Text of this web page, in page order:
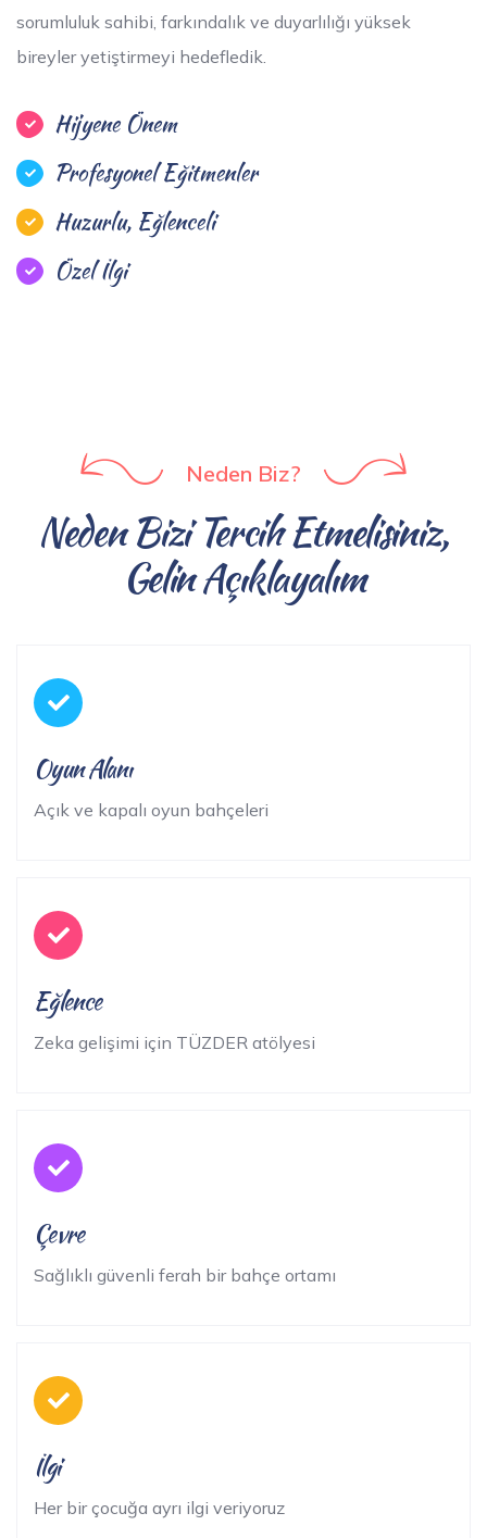
sorumluluk sahibi, farkındalık ve duyarlılığı yüksek
bireyler yetiştirmeyi hedefledik.
Hijyene Önem
Profesyonel Eğitmenler
Huzurlu, Eğlenceli
Özel İlgi
Neden Biz?
Neden Bizi Tercih Etmelisiniz,
Gelin Açıklayalım
Oyun Alanı
Açık ve kapalı oyun bahçeleri
Eğlence
Zeka gelişimi için TÜZDER atölyesi
Çevre
Sağlıklı güvenli ferah bir bahçe ortamı
İlgi
Her bir çocuğa ayrı ilgi veriyoruz